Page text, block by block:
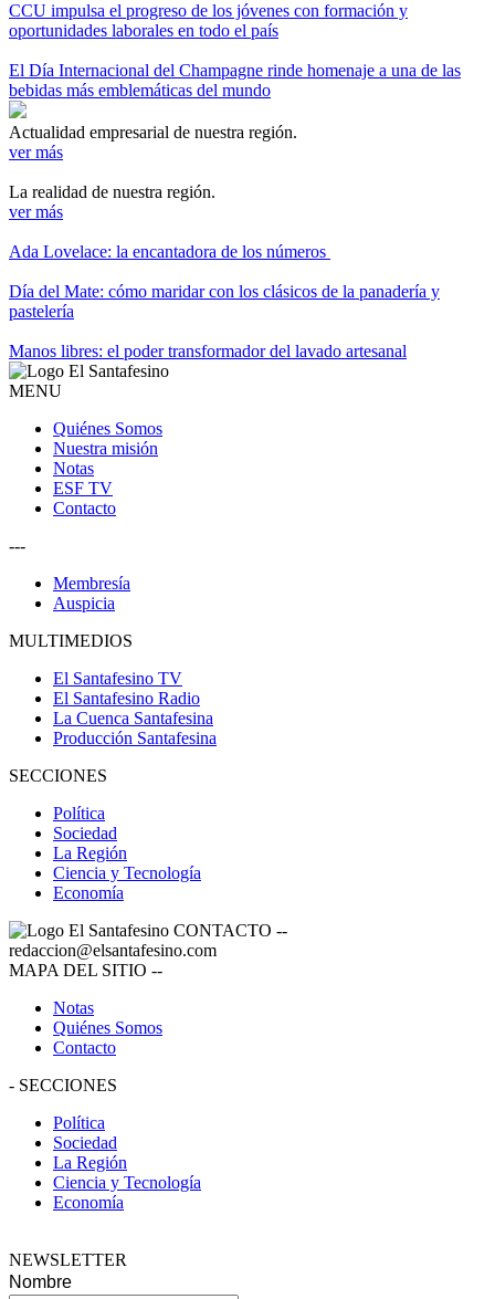
CCU impulsa el progreso de los jóvenes con formación y
oportunidades laborales en todo el país
El Día Internacional del Champagne rinde homenaje a una de las
bebidas más emblemáticas del mundo
Actualidad empresarial de nuestra región.
ver más
La realidad de nuestra región.
ver más
Ada Lovelace: la encantadora de los números
Día del Mate: cómo maridar con los clásicos de la panadería y
pastelería
Manos libres: el poder transformador del lavado artesanal
MENU
Quiénes Somos
Nuestra misión
Notas
ESF TV
Contacto
---
Membresía
Auspicia
MULTIMEDIOS
El Santafesino TV
El Santafesino Radio
La Cuenca Santafesina
Producción Santafesina
SECCIONES
Política
Sociedad
La Región
Ciencia y Tecnología
Economía
CONTACTO --
redaccion@elsantafesino.com
MAPA DEL SITIO --
Notas
Quiénes Somos
Contacto
- SECCIONES
Política
Sociedad
La Región
Ciencia y Tecnología
Economía
NEWSLETTER
Nombre